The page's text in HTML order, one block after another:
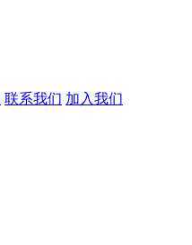
联系我们 加入我们